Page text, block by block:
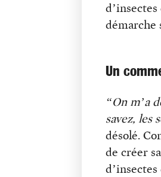
démarche
Un
“On m’a
savez, les
désolé.
de créer